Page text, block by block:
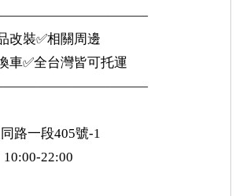
改裝✅相關周邊
車✅全台灣皆可托運
路一段405號-1
22:00